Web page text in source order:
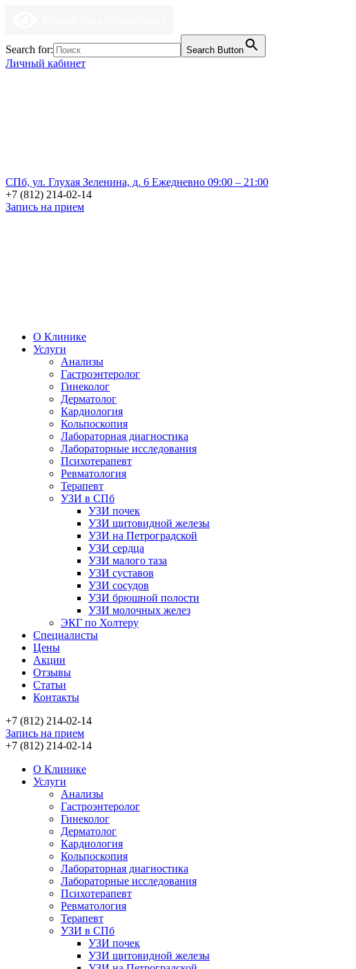
Search for: Search Button
Личный кабинет
СПб, ул. Глухая Зеленина, д. 6 Ежедневно 09:00 – 21:00
+7 (812) 214-02-14
Запись на прием
О Клинике
Услуги
Анализы
Гастроэнтеролог
Гинеколог
Дерматолог
Кардиология
Кольпоскопия
Лабораторная диагностика
Лабораторные исследования
Психотерапевт
Ревматология
Терапевт
УЗИ в СПб
УЗИ почек
УЗИ щитовидной железы
УЗИ на Петроградской
УЗИ сердца
УЗИ малого таза
УЗИ суставов
УЗИ сосудов
УЗИ брюшной полости
УЗИ молочных желез
ЭКГ по Холтеру
Специалисты
Цены
Акции
Отзывы
Статьи
Контакты
+7 (812) 214-02-14
Запись на прием
+7 (812) 214-02-14
О Клинике
Услуги
Анализы
Гастроэнтеролог
Гинеколог
Дерматолог
Кардиология
Кольпоскопия
Лабораторная диагностика
Лабораторные исследования
Психотерапевт
Ревматология
Терапевт
УЗИ в СПб
УЗИ почек
УЗИ щитовидной железы